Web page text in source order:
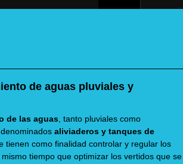
de aguas pluviales y
de las aguas, tanto pluviales como
aliviaderos y tanques de
tienen como finalidad controlar y regular los
tiempo que optimizar los vertidos que se